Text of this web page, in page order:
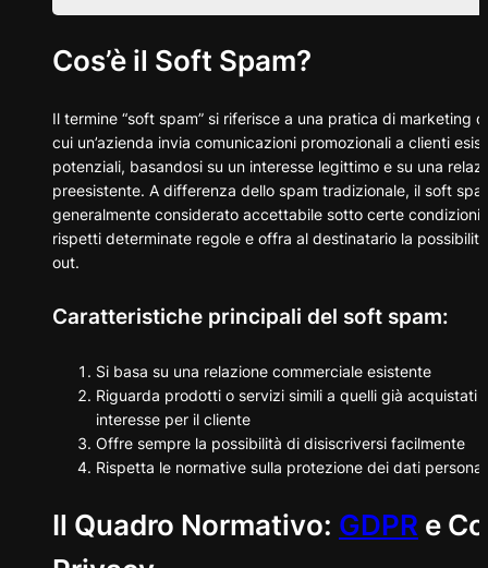
Caratteristiche principali del soft spam:
GDPR e Soft Spam
Codice Privacy Italiano
Best Practices per il Soft Spam nell'E-commerce
Strategie di Marketing Diretto Complementari al Soft
Rischi e Sfide del Soft Spam
Conclusioni
Cos’è il Soft Spam?
Il termine “soft spam” si riferisce a una pratica di marketing
cui un’azienda invia comunicazioni promozionali a clienti
potenziali, basandosi su un interesse legittimo e su una
preesistente. A differenza dello spam tradizionale, il soft
generalmente considerato accettabile sotto certe
rispetti determinate regole e offra al destinatario la
out.
Caratteristiche principali del soft spam:
Si basa su una relazione commerciale esistente
Riguarda prodotti o servizi simili a quelli già acquistati
interesse per il cliente
Offre sempre la possibilità di disiscriversi facilmente
Rispetta le normative sulla protezione dei dati personali
Il Quadro Normativo: GDPR e